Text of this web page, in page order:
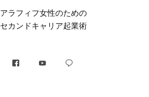
アラフィフ⼥性のための
セカンドキャリア起業術